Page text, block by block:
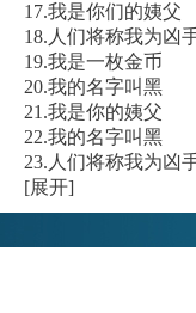
17.我是你们的姨父
18.人们将称我为凶
19.我是一枚金币
20.我的名字叫黑
21.我是你的姨父
22.我的名字叫黑
23.人们将称我为凶
[展开]